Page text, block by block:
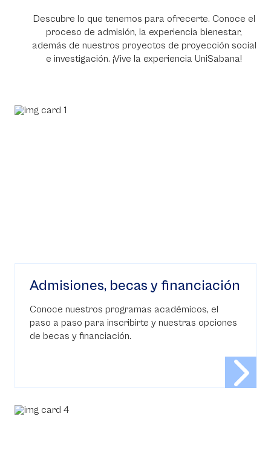
Descubre lo que tenemos para ofrecerte. Conoce el
proceso de admisión, la experiencia bienestar,
además de nuestros proyectos de proyección social
e investigación. ¡Vive la experiencia UniSabana!
Admisiones, becas y financiación
Conoce nuestros programas académicos, el
paso a paso para inscribirte y nuestras opciones
de becas y financiación.